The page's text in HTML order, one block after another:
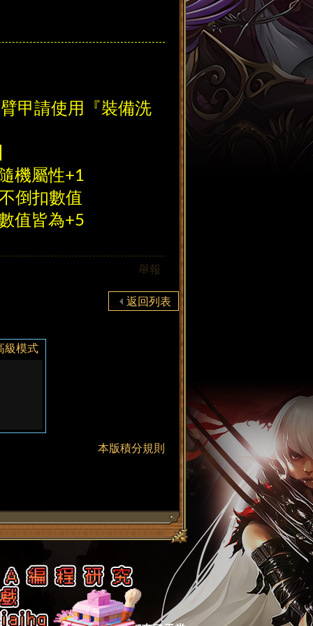
甲請使用『裝備洗
屬性+1
扣數值
皆為+5
舉報
返回列表
級模式
本版積分規則